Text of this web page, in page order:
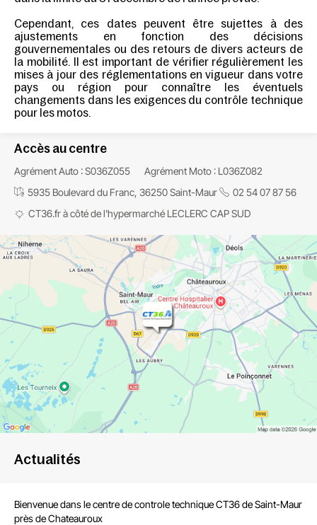
Cependant, ces dates peuvent être sujettes à des
ajustements en fonction des décisions
gouvernementales ou des retours de divers acteurs de
la mobilité. Il est important de vérifier régulièrement les
mises à jour des réglementations en vigueur dans votre
pays ou région pour connaître les éventuels
changements dans les exigences du contrôle technique
pour les motos.
Accès au centre
Agrément Auto : S036Z055
Agrément Moto : L036Z082
5935 Boulevard du Franc, 36250 Saint-Maur
02 54 07 87 56
CT36.frà côté de l'hypermarché LECLERC CAP SUD
Actualités
Bienvenue dans le centre decontrole technique CT36 de Saint-Maur
près de Chateauroux